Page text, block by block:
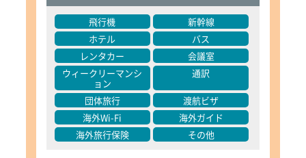
飛行機
新幹線
ホテル
バス
レンタカー
会議室
ウィークリーマンシ
ョン
通訳
団体旅行
渡航ビザ
海外Wi-Fi
海外ガイド
海外旅行保険
その他